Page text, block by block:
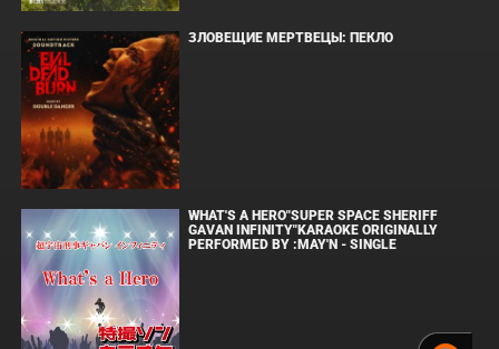
ЗЛОВЕЩИЕ МЕРТВЕЦЫ: ПЕКЛО
WHAT'S A HERO"SUPER SPACE SHERIFF
GAVAN INFINITY"KARAOKE ORIGINALLY
PERFORMED BY :MAY'N - SINGLE